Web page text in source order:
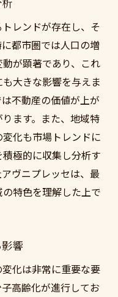
レンドが存在し、そ
都市圏では人口の増
が顕著であり、これ
大きな影響を与えま
不動産の価値が上が
ます。また、地域特
化も市場トレンドに
極的に収集し分析す
ヴニプレッセは、最
特色を理解した上で
響
化は非常に重要な要
高齢化が進行してお